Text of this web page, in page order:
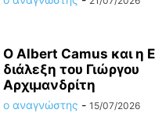
O Albert Camus και η
διάλεξη του Γιώργου
Αρχιμανδρίτη
ο αναγνώστης - 15/07/2026